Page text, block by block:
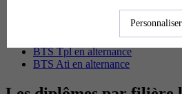
BAC Pro Agora en alternance
BTS Iris en alternance
BTS Tpl en alternance
BTS Ati en alternance